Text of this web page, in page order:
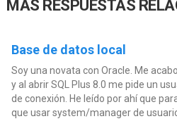
MÁS RESPUESTAS
Base de datos local
Soy una novata con Oracle. Me
y al abrir SQL Plus 8.0 me pide un
de conexión. He leído por ahí que
que usar system/manager de